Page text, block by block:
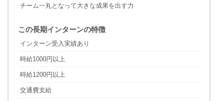
チーム一丸となって大きな成果を出す力
この長期インターンの特徴
インターン受入実績あり
時給1000円以上
時給1200円以上
交通費支給